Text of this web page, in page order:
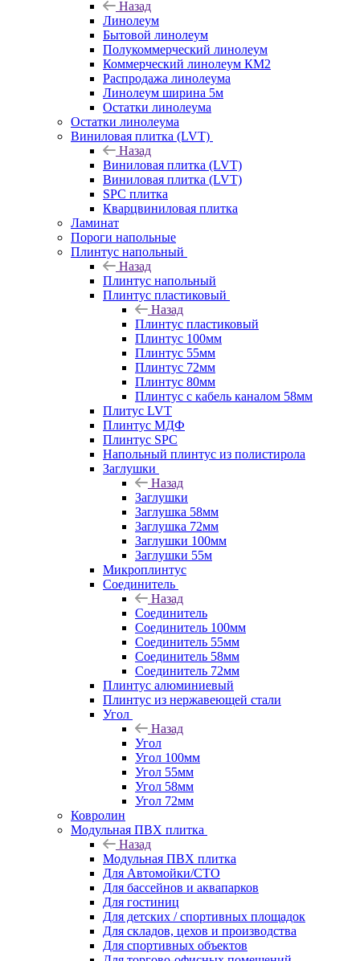
Назад
Линолеум
Бытовой линолеум
Полукоммерческий линолеум
Коммерческий линолеум КМ2
Распродажа линолеума
Линолеум ширина 5м
Остатки линолеума
Остатки линолеума
Виниловая плитка (LVT)
Назад
Виниловая плитка (LVT)
Виниловая плитка (LVT)
SPC плитка
Кварцвиниловая плитка
Ламинат
Пороги напольные
Плинтус напольный
Назад
Плинтус напольный
Плинтус пластиковый
Назад
Плинтус пластиковый
Плинтус 100мм
Плинтус 55мм
Плинтус 72мм
Плинтус 80мм
Плинтус с кабель каналом 58мм
Плитус LVT
Плинтус МДФ
Плинтус SPC
Напольный плинтус из полистирола
Заглушки
Назад
Заглушки
Заглушка 58мм
Заглушка 72мм
Заглушки 100мм
Заглушки 55м
Микроплинтус
Соединитель
Назад
Соединитель
Соединитель 100мм
Соединитель 55мм
Соединитель 58мм
Соединитель 72мм
Плинтус алюминиевый
Плинтус из нержавеющей стали
Угол
Назад
Угол
Угол 100мм
Угол 55мм
Угол 58мм
Угол 72мм
Ковролин
Модульная ПВХ плитка
Назад
Модульная ПВХ плитка
Для Автомойки/СТО
Для бассейнов и аквапарков
Для гостиниц
Для детских / спортивных площадок
Для складов, цехов и производства
Для спортивных объектов